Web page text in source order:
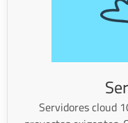
Servidores cloud